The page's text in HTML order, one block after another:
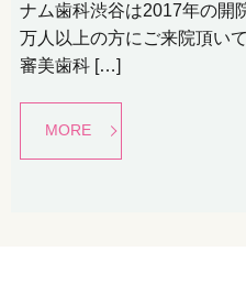
ナム歯科渋谷は2017年の開
万人以上の方にご来院頂い
審美歯科 […]
MORE